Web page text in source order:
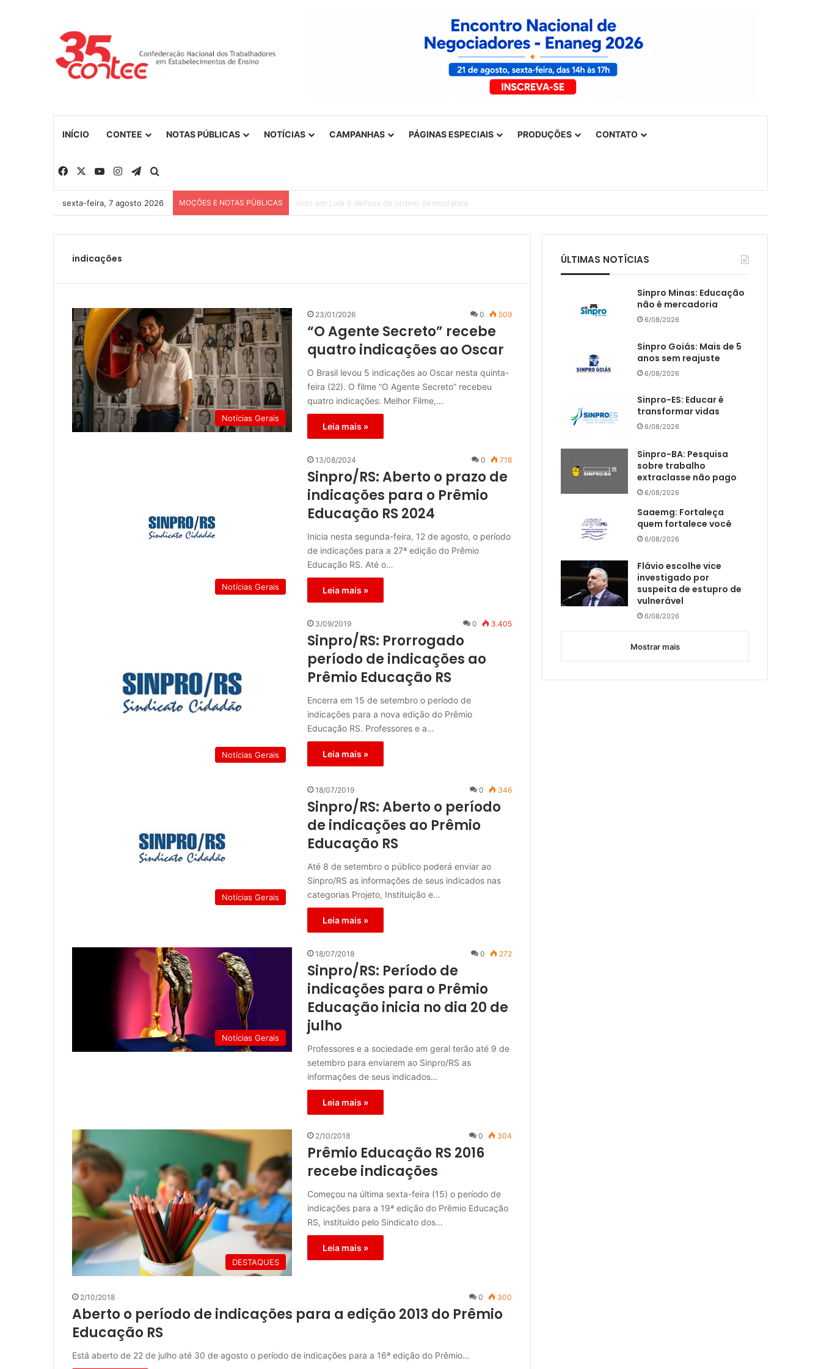
INÍCIO CONTEE NOTAS PÚBLICAS NOTÍCIAS CAMPANHAS PÁGINAS ESPECIAIS PRODUÇÕES CONTATO
Facebook YouTubeInstagramTelegram
sexta-feira, 7 agosto 2026 MOÇÕES E NOTAS PÚBLICAS Nota de solidariedade ao povo venezuelano
indicações
Notícias Gerais
23/01/2026 0 509
“O Agente Secreto” recebe
quatro indicações ao Oscar
O Brasil levou 5 indicações ao Oscar nesta quinta-
feira (22). O filme “O Agente Secreto” recebeu
quatro indicações: Melhor Filme,…
Leia mais »
Notícias Gerais
13/08/2024 0 718
Sinpro/RS: Aberto o prazo de
indicações para o Prêmio
Educação RS 2024
Inicia nesta segunda-feira, 12 de agosto, o período
de indicações para a 27ª edição do Prêmio
Educação RS. Até o…
Leia mais »
Notícias Gerais
3/09/2019 0 3.405
Sinpro/RS: Prorrogado
período de indicações ao
Prêmio Educação RS
Encerra em 15 de setembro o período de
indicações para a nova edição do Prêmio
Educação RS. Professores e a…
Leia mais »
Notícias Gerais
18/07/2019 0 346
Sinpro/RS: Aberto o período
de indicações ao Prêmio
Educação RS
Até 8 de setembro o público poderá enviar ao
Sinpro/RS as informações de seus indicados nas
categorias Projeto, Instituição e…
Leia mais »
Notícias Gerais
18/07/2018 0 272
Sinpro/RS: Período de
indicações para o Prêmio
Educação inicia no dia 20 de
julho
Professores e a sociedade em geral terão até 9 de
setembro para enviarem ao Sinpro/RS as
informações de seus indicados…
Leia mais »
DESTAQUES
2/10/2018 0 304
Prêmio Educação RS 2016
recebe indicações
Começou na última sexta-feira (15) o período de
indicações para a 19ª edição do Prêmio Educação
RS, instituído pelo Sindicato dos…
Leia mais »
2/10/2018 0 300
Aberto o período de indicações para a edição 2013 do Prêmio
Educação RS
Está aberto de 22 de julho até 30 de agosto o período de indicações para a 16ª edição do Prêmio…
ÚLTIMAS NOTÍCIAS
Sinpro Minas: Educação
não é mercadoria
6/08/2026
Sinpro Goiás: Mais de 5
anos sem reajuste
6/08/2026
Sinpro-ES: Educar é
transformar vidas
6/08/2026
Sinpro-BA: Pesquisa
sobre trabalho
extraclasse não pago
6/08/2026
Saaemg: Fortaleça
quem fortalece você
6/08/2026
Flávio escolhe vice
investigado por
suspeita de estupro de
vulnerável
6/08/2026
Mostrar mais